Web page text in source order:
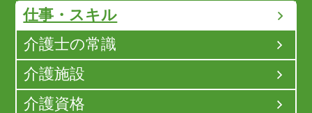
仕事・スキル
介護士の常識
介護施設
介護資格